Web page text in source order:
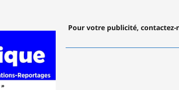
Pour votre publicité, contactez-